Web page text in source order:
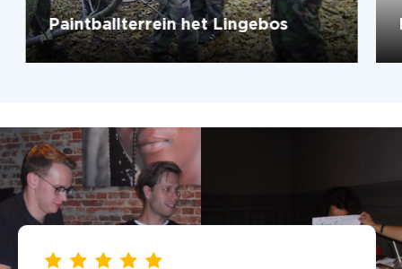
Paintballterrein het Lingebos